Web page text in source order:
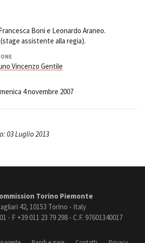
Boni e Leonardo Araneo.
(stage assistente alla regia).
Vincenzo Gentile
4 novembre 2007
03 Luglio 2013
Torino Piemonte
42, 10153 Torino - Italy
- F +39 011 23 79 298 - C.F. 97601340017